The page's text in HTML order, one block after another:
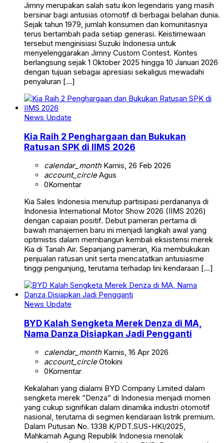
Jimny merupakan salah satu ikon legendaris yang masih
bersinar bagi antusias otomotif di berbagai belahan dunia.
Sejak tahun 1979, jumlah konsumen dan komunitasnya
terus bertambah pada setiap generasi. Keistimewaan
tersebut menginisiasi Suzuki Indonesia untuk
menyelenggarakan Jimny Custom Contest. Kontes
berlangsung sejak 1 Oktober 2025 hingga 10 Januari 2026
dengan tujuan sebagai apresiasi sekaligus mewadahi
penyaluran […]
News Update
Kia Raih 2 Penghargaan dan Bukukan
Ratusan SPK di IIMS 2026
calendar_monthKamis, 26 Feb 2026
account_circleAgus
0Komentar
Kia Sales Indonesia menutup partisipasi perdananya di
Indonesia International Motor Show 2026 (IIMS 2026)
dengan capaian positif. Debut pameran pertama di
bawah manajemen baru ini menjadi langkah awal yang
optimistis dalam membangun kembali eksistensi merek
Kia di Tanah Air. Sepanjang pameran, Kia membukukan
penjualan ratusan unit serta mencatatkan antusiasme
tinggi pengunjung, terutama terhadap lini kendaraan […]
News Update
BYD Kalah Sengketa Merek Denza di MA,
Nama Danza Disiapkan Jadi Pengganti
calendar_monthKamis, 16 Apr 2026
account_circleOtokini
0Komentar
Kekalahan yang dialami BYD Company Limited dalam
sengketa merek “Denza” di Indonesia menjadi momen
yang cukup signifikan dalam dinamika industri otomotif
nasional, terutama di segmen kendaraan listrik premium.
Dalam Putusan No. 1338 K/PDT.SUS-HKI/2025,
Mahkamah Agung Republik Indonesia menolak